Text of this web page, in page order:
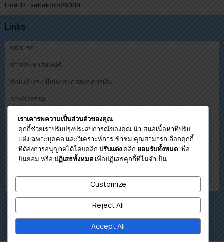
Line ID : sahakorn26000
Links
หน้าแรก
ข่าวประชาสัมพันธ์
ข้อบังคับ/ระเบียบ/ประกาศ/งบการเงิน
ภาพกิจกรรม
คณะกรรมการ
ดาวน์โหลด
โปรแกรมคำนวนวงเงินกู้เบื้องต้น
เราเคารพความเป็นส่วนตัวของคุณ
คุกกี้ช่วยเราปรับปรุงประสบการณ์ของคุณ นำเสนอเนื้อหาที่ปรับ
แต่งเฉพาะบุคคล และวิเคราะห์การเข้าชม คุณสามารถเลือกคุกกี้
ที่ต้องการอนุญาตได้โดยคลิก ปรับแต่ง คลิก ยอมรับทั้งหมด เพื่อ
ยินยอม หรือ ปฏิเสธทั้งหมด เพื่อปฏิเสธคุกกี้ที่ไม่จำเป็น
Customize
Reject All
Accept All